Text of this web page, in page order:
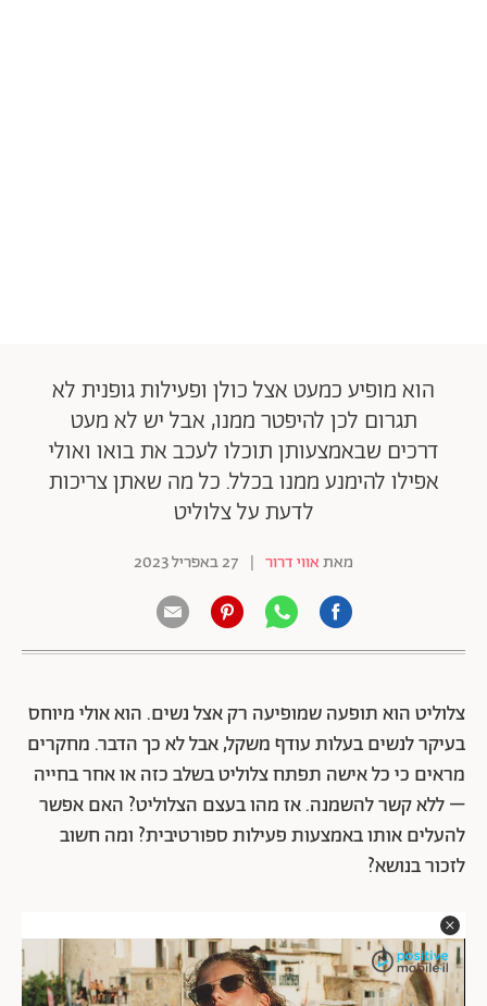
הוא מופיע כמעט אצל כולן ופעילות גופנית לא
תגרום לכן להיפטר ממנו, אבל יש לא מעט
דרכים שבאמצעותן תוכלו לעכב את בואו ואולי
אפילו להימנע ממנו בכלל. כל מה שאתן צריכות
לדעת על צלוליט
מאתאווי דרור | 27 באפריל 2023
צלוליט הוא תופעה שמופיעה רק אצל נשים. הוא אולי מיוחס
בעיקר לנשים בעלות עודף משקל, אבל לא כך הדבר. מחקרים
מראים כי כל אישה תפתח צלוליט בשלב כזה או אחר בחייה
– ללא קשר להשמנה. אז מהו בעצם הצלוליט? האם אפשר
להעלים אותו באמצעות פעילות ספורטיבית? ומה חשוב
לזכור בנושא?